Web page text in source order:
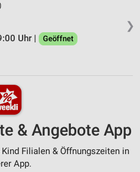
❯
Uhr |
Geöffnet
& Angebote App
Filialen & Öffnungszeiten in
App.